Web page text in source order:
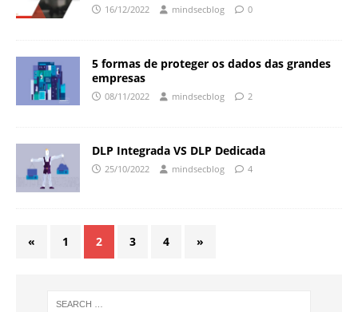
16/12/2022 mindsecblog 0
5 formas de proteger os dados das grandes
empresas
08/11/2022 mindsecblog 2
DLP Integrada VS DLP Dedicada
25/10/2022 mindsecblog 4
« 1 2 3 4 »